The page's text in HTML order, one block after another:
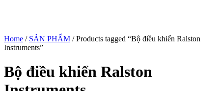
Home / SẢN PHẨM / Products tagged “Bộ điều khiển Ralston
Instruments”
Bộ điều khiển Ralston